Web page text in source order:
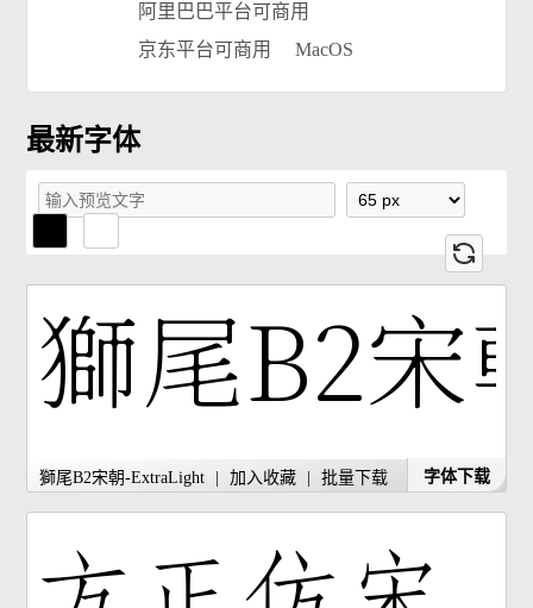
阿里巴巴平台可商用
京东平台可商用
MacOS
最新字体
獅尾B2宋朝-ExtraLight 加入收藏 批量下载 字体下载